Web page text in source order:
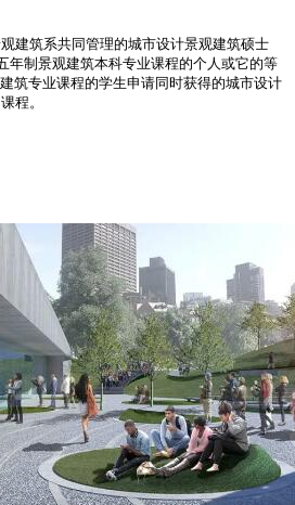
筑系共同管理的城市设计景观建筑硕士
年制景观建筑本科专业课程的个人或它的等
筑专业课程的学生申请同时获得的城市设计
程。